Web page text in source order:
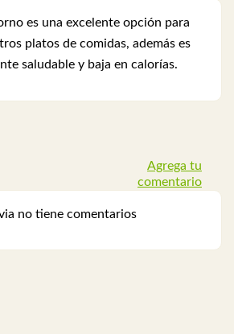
es una excelente opción para
platos de comidas, además es
saludable y baja en calorías.
Agrega tu
comentario
no tiene comentarios